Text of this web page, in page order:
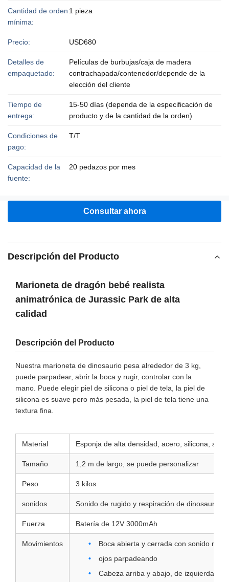
Cantidad de orden
mínima:
1 pieza
Precio: USD680
Detalles de
empaquetado:
Películas de burbujas/caja de madera
contrachapada/contenedor/depende de la
elección del cliente
Tiempo de
entrega:
15-50 días (dependa de la especificación de
producto y de la cantidad de la orden)
Condiciones de
pago:
T/T
Capacidad de la
fuente:
20 pedazos por mes
Consultar ahora
Descripción del Producto
Marioneta de dragón bebé realista
animatrónica de Jurassic Park de alta
calidad
Descripción del Producto
Nuestra marioneta de dinosaurio pesa alrededor de 3 kg,
puede parpadear, abrir la boca y rugir, controlar con la
mano. Puede elegir piel de silicona o piel de tela, la piel de
silicona es suave pero más pesada, la piel de tela tiene una
textura fina.
Material Esponja de alta densidad, acero, silicona,
Tamaño 1,2 m de largo, se puede personalizar
Peso 3 kilos
sonidos Sonido de rugido y respiración de dinosaurio/
Fuerza Batería de 12V 3000mAh
Movimientos
Boca abierta y cerrada con sonido
ojos parpadeando
Cabeza arriba y abajo, de izquierda a